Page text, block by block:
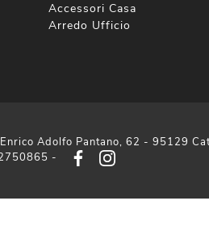
Accessori Casa
Arredo Ufficio
Adolfo Pantano, 62 - 95129
-